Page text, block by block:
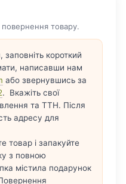
товару.
короткий
написавши нам
або звернувшись за
. Вкажіть свої
та ТТН. Після
адресу для
товар і запакуйте
з повною
містила подарунок